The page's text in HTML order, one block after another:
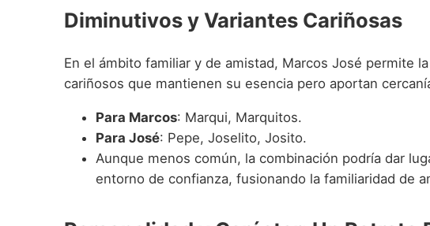
Diminutivos y Variantes Cariñosas
En el ámbito familiar y de amistad, Marcos José permite
cariñosos que mantienen su esencia pero aportan
Para Marcos: Marqui, Marquitos.
Para José: Pepe, Joselito, Josito.
Aunque menos común, la combinación podría dar
entorno de confianza, fusionando la familiaridad de